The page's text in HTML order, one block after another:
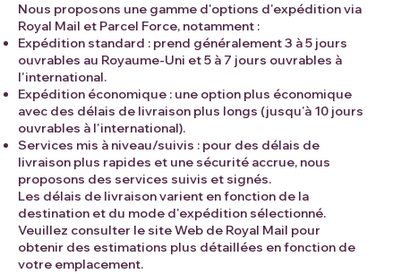
Nous proposons une gamme d'options d'expédition via
Royal Mail et Parcel Force, notamment :
Expédition standard : prend généralement 3 à 5 jours
ouvrables au Royaume-Uni et 5 à 7 jours ouvrables à
l'international.
Expédition économique : une option plus économique
avec des délais de livraison plus longs (jusqu'à 10 jours
ouvrables à l'international).
Services mis à niveau/suivis : pour des délais de
livraison plus rapides et une sécurité accrue, nous
proposons des services suivis et signés.
Les délais de livraison varient en fonction de la
destination et du mode d'expédition sélectionné.
Veuillez consulter le site Web de Royal Mail pour
obtenir des estimations plus détaillées en fonction de
votre emplacement.